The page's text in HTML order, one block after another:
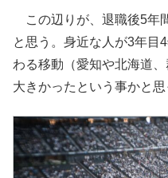
この辺りが、退職後5年
と思う。身近な人が3年目
わる移動（愛知や北海道
大きかったという事かと思